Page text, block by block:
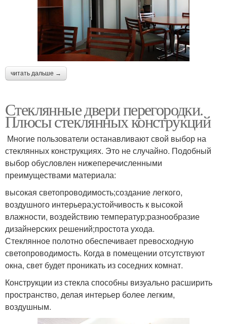
читать дальше →
Стеклянные двери перегородки.
Плюсы стеклянных конструкций
Многие пользователи останавливают свой выбор на
стеклянных конструкциях. Это не случайно. Подобный
выбор обусловлен нижеперечисленными
преимуществами материала:
высокая светопроводимость;создание легкого,
воздушного интерьера;устойчивость к высокой
влажности, воздействию температур;разнообразие
дизайнерских решений;простота ухода.
Стеклянное полотно обеспечивает превосходную
светопроводимость. Когда в помещении отсутствуют
окна, свет будет проникать из соседних комнат.
Конструкции из стекла способны визуально расширить
пространство, делая интерьер более легким,
воздушным.